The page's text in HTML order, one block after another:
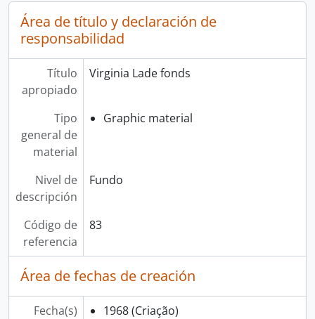
Área de título y declaración de
responsabilidad
Título
apropiado
Virginia Lade fonds
Tipo
general de
material
Graphic material
Nivel de
descripción
Fundo
Código de
referencia
83
Área de fechas de creación
Fecha(s) 1968 (Criação)